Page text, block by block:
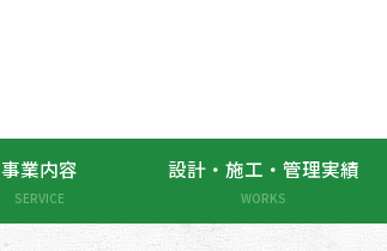
事業内容
SERVICE
設計・施工・管理実績
WORKS